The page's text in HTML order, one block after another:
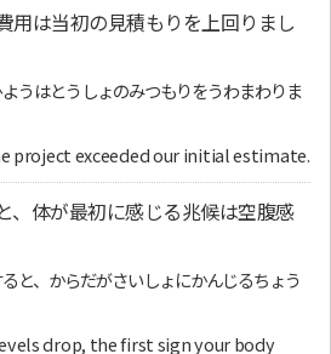
用は当初の見積もりを上回りまし
うはとうしょのみつもりをうわまわりま
project exceeded our initial estimate.
、体が最初に感じる兆候は空腹感
と、からだがさいしょにかんじるちょう
drop, the first sign your body